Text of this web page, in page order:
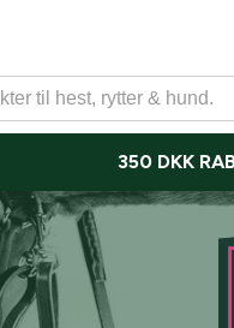
350 DKK